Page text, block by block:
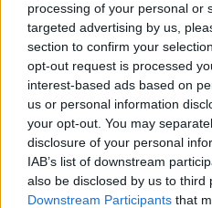
processing of your personal or
targeted advertising by us,
section to confirm your
opt-out request is processed
interest-based ads based on
us or personal information
your opt-out. You may
disclosure of your personal
IAB’s list of downstream
also be disclosed by us to third
Downstream Participants that
EPA/ROMAN ISMAYILOV
Η σύγκρουση στο
προκαλέσει μεγάλη